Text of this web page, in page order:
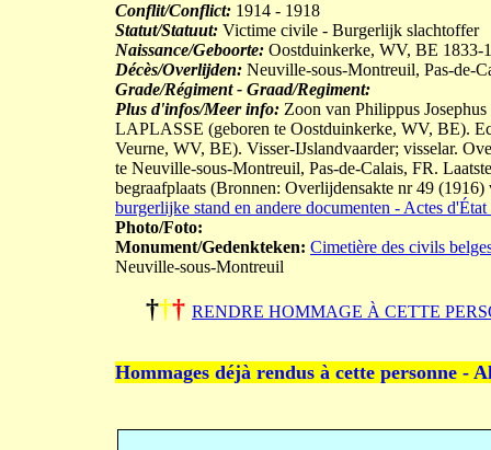
Conflit/Conflict: 1914 - 1918
Statut/Statuut: Victime civile - Burgerlijk slachtoffer
Naissance/Geboorte: Oostduinkerke, WV, BE 1833-
Décès/Overlijden: Neuville-sous-Montreuil, Pas-de-
Grade/Régiment - Graad/Regiment:
Plus d'infos/Meer info: Zoon van Philippus
LAPLASSE (geboren te Oostduinkerke, WV, BE).
Veurne, WV, BE). Visser-IJslandvaarder; visselar.
te Neuville-sous-Montreuil, Pas-de-Calais, FR.
begraafplaats (Bronnen: Overlijdensakte nr 49
burgerlijke stand en andere documenten - Actes
Photo/Foto:
Monument/Gedenkteken: Cimetière des civils
Neuville-sous-Montreuil
††† RENDRE HOMMAGE À CETTE
Hommages déjà rendus à cette personne -